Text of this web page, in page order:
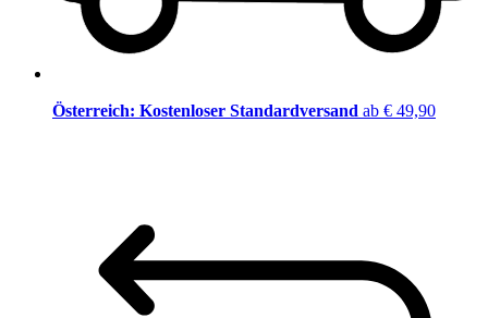
Österreich: Kostenloser Standardversand ab € 49,90